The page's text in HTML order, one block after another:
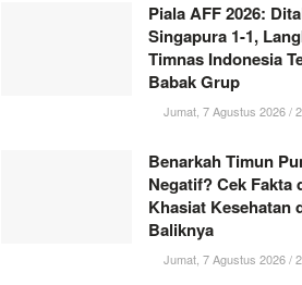
Piala AFF 2026:
Singapura 1-1,
Timnas Indonesia
Babak Grup
Jumat, 7 Agustus 2026 /
Benarkah Timun
Negatif? Cek Fakta
Khasiat Kesehatan
Baliknya
Jumat, 7 Agustus 2026 /